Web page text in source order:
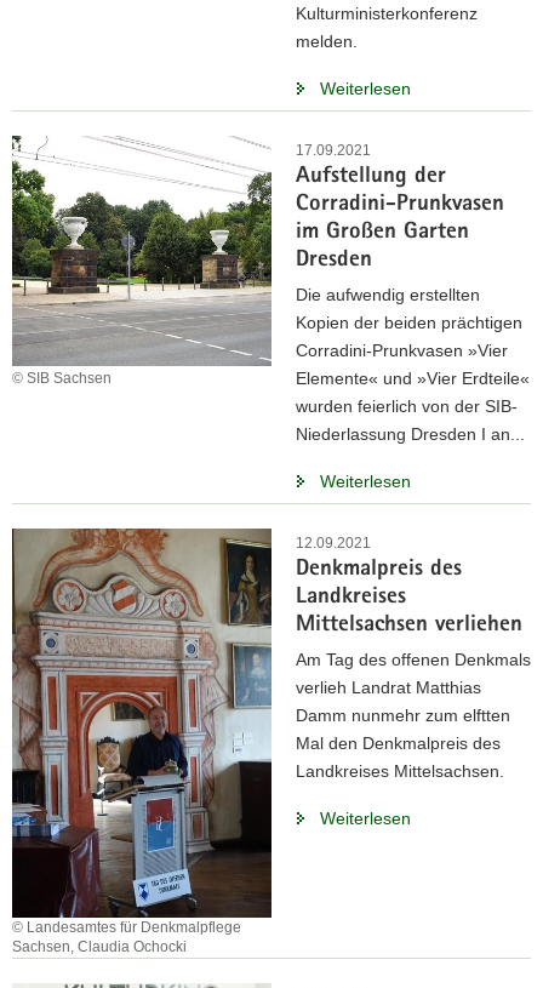
Kulturministerkonferenz
melden.
Weiterlesen
17.09.2021
Aufstellung der
Corradini-Prunkvasen
im Großen Garten
Dresden
© SIB Sachsen
Die aufwendig erstellten
Kopien der beiden prächtigen
Corradini-Prunkvasen »Vier
Elemente« und »Vier Erdteile«
wurden feierlich von der SIB-
Niederlassung Dresden I an...
Weiterlesen
12.09.2021
Denkmalpreis des
Landkreises
Mittelsachsen verliehen
© Landesamtes für Denkmalpflege
Sachsen, Claudia Ochocki
Am Tag des offenen Denkmals
verlieh Landrat Matthias
Damm nunmehr zum elftten
Mal den Denkmalpreis des
Landkreises Mittelsachsen.
Weiterlesen